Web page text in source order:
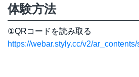
体験方法
①QRコードを読み取る
https://webar.styly.cc/v2/